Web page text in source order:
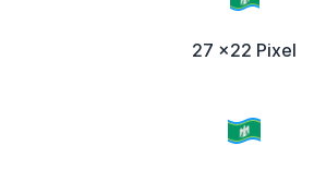
27 x22 Pixel